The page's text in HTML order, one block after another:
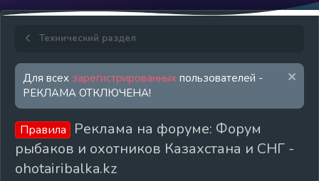
Технический раздел
Для всех зарегистрированных пользователей -
РЕКЛАМА ОТКЛЮЧЕНА!
Правила
Реклама на форуме: Форум
рыбаков и охотников Казахстана и СНГ -
ohotairibalka.kz